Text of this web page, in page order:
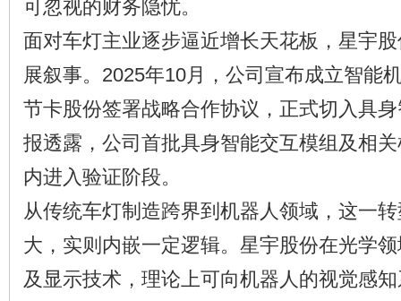
可忽视的财务隐忧。
面对车灯主业逐步逼近增长天花板，星宇
展叙事。2025年10月，公司宣布成立智能
节卡股份签署战略合作协议，正式切入具
报透露，公司首批具身智能交互模组及相
内进入验证阶段。
从传统车灯制造跨界到机器人领域，这一
大，实则内嵌一定逻辑。星宇股份在光学
及显示技术，理论上可向机器人的视觉感